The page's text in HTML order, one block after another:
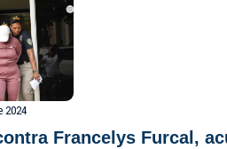
2024
Francelys Furcal,